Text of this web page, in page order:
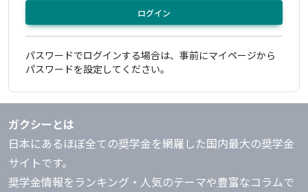
ログイン
パスワードでログインする場合は、事前にマイページから
パスワードを設定してください。
ガクシーとは
日本にあるほぼ全ての奨学金を網羅した国内最大の奨学金
サイトです。
奨学金情報をランキング・人気のテーマや豊富なコラムで